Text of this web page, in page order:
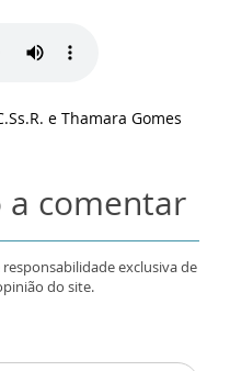
e Thamara Gomes
a comentar
exclusiva de
do site.